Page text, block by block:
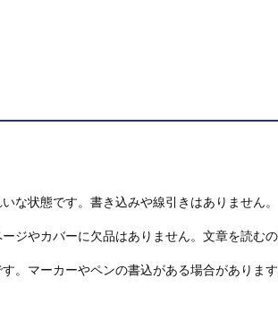
な状態です。書き込みや線引きはありません。
ジやカバーに欠品はありません。文章を読むの
。マーカーやペンの書込がある場合がありま